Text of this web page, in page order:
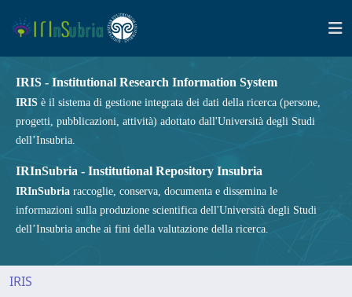
IRIS - Institutional Research Information System
IRIS è il sistema di gestione integrata dei dati della ricerca (persone,
progetti, pubblicazioni, attività) adottato dall'Università degli Studi
dell’Insubria.
IRInSubria - Institutional Repository Insubria
IRInSubria raccoglie, conserva, documenta e dissemina le
informazioni sulla produzione scientifica dell'Università degli Studi
dell’Insubria anche ai fini della valutazione della ricerca.
IRIS